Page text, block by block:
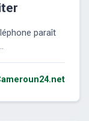
paraît